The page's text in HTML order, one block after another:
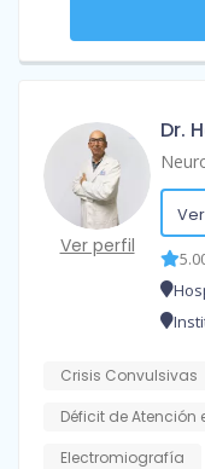
Ver perfil
Dr.
Crisis Convulsivas
Déficit de Atención
Electromiografía